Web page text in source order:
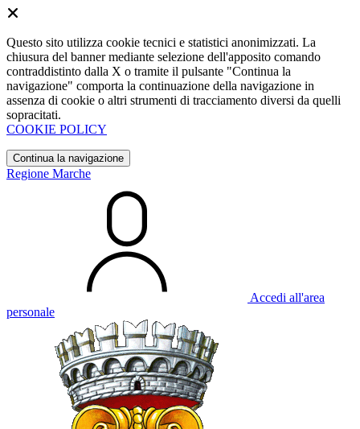
Questo sito utilizza cookie tecnici e statistici anonimizzati. La
chiusura del banner mediante selezione dell'apposito comando
contraddistinto dalla X o tramite il pulsante "Continua la
navigazione" comporta la continuazione della navigazione in
assenza di cookie o altri strumenti di tracciamento diversi da quelli
sopracitati.
COOKIE POLICY
Continua la navigazione
Regione Marche
Accedi all'area
personale